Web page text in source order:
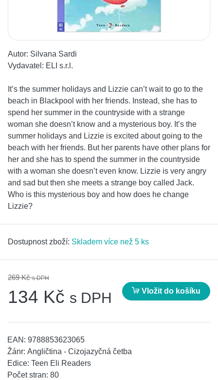
Autor: Silvana Sardi
Vydavatel: ELI s.r.l.
It’s the summer holidays and Lizzie can’t wait to go to the
beach in Blackpool with her friends. Instead, she has to
spend her summer in the countryside with a strange
woman she doesn’t know and a mysterious boy. It’s the
summer holidays and Lizzie is excited about going to the
beach with her friends. But her parents have other plans for
her and she has to spend the summer in the countryside
with a woman she doesn’t even know. Lizzie is very angry
and sad but then she meets a strange boy called Jack.
Who is this mysterious boy and how does he change
Lizzie?
Dostupnost zboží: Skladem více než 5 ks
269 Kčs DPH
134 Kč s DPH Vložit do košíku
EAN: 9788853623065
Žánr: Angličtina - Cizojazyčná četba
Edice: Teen Eli Readers
Počet stran: 80